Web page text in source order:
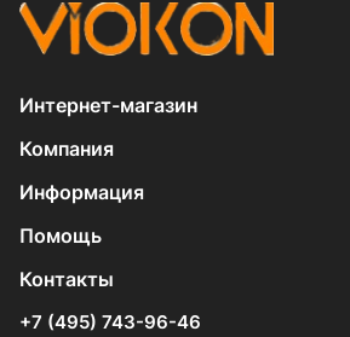
Интернет-магазин
Компания
Информация
Помощь
Контакты
+7 (495) 743-96-46